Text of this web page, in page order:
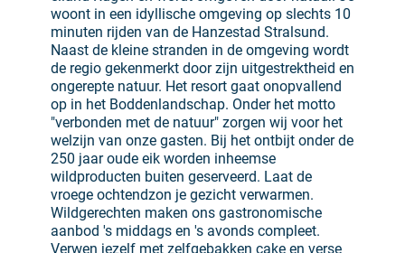
woont in een idyllische omgeving op slechts 10
minuten rijden van de Hanzestad Stralsund.
Naast de kleine stranden in de omgeving wordt
de regio gekenmerkt door zijn uitgestrektheid en
ongerepte natuur. Het resort gaat onopvallend
op in het Boddenlandschap. Onder het motto
"verbonden met de natuur" zorgen wij voor het
welzijn van onze gasten. Bij het ontbijt onder de
250 jaar oude eik worden inheemse
wildproducten buiten geserveerd. Laat de
vroege ochtendzon je gezicht verwarmen.
Wildgerechten maken ons gastronomische
aanbod 's middags en 's avonds compleet.
Verwen jezelf met zelfgebakken cake en verse